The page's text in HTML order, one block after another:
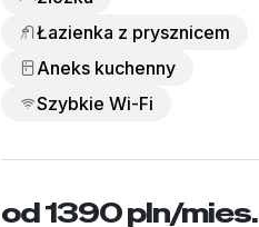
Łazienka z prysznicem
Aneks kuchenny
Szybkie Wi-Fi
od 1390pln/mies.